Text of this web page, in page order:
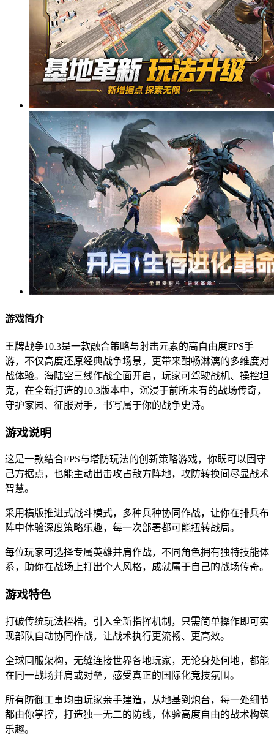
游戏简介
王牌战争10.3是一款融合策略与射击元素的高自由度FPS手
游，不仅高度还原经典战争场景，更带来酣畅淋漓的多维度对
战体验。海陆空三线作战全面开启，玩家可驾驶战机、操控坦
克，在全新打造的10.3版本中，沉浸于前所未有的战场传奇，
守护家园、征服对手，书写属于你的战争史诗。
游戏说明
这是一款结合FPS与塔防玩法的创新策略游戏，你既可以固守
己方据点，也能主动出击攻占敌方阵地，攻防转换间尽显战术
智慧。
采用横版推进式战斗模式，多种兵种协同作战，让你在排兵布
阵中体验深度策略乐趣，每一次部署都可能扭转战局。
每位玩家可选择专属英雄并肩作战，不同角色拥有独特技能体
系，助你在战场上打出个人风格，成就属于自己的战场传奇。
游戏特色
打破传统玩法桎梏，引入全新指挥机制，只需简单操作即可实
现部队自动协同作战，让战术执行更流畅、更高效。
全球同服架构，无缝连接世界各地玩家，无论身处何地，都能
在同一战场并肩或对垒，感受真正的国际化竞技氛围。
所有防御工事均由玩家亲手建造，从地基到炮台，每一处细节
都由你掌控，打造独一无二的防线，体验高度自由的战术构筑
乐趣。